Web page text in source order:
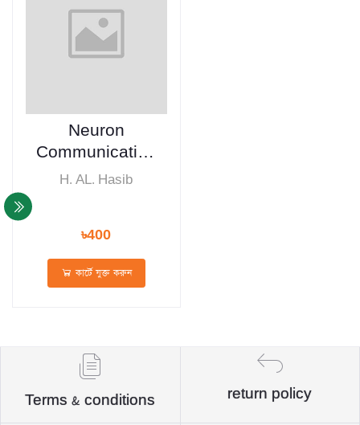
Neuron
Communicative
English for
H. AL. Hasib
৳400
কার্টে যুক্ত করুন
Terms & conditions return policy